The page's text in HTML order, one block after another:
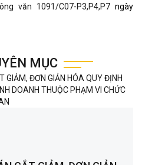
văn 1091/C07-P3,P4,P7 ngày
MỤC